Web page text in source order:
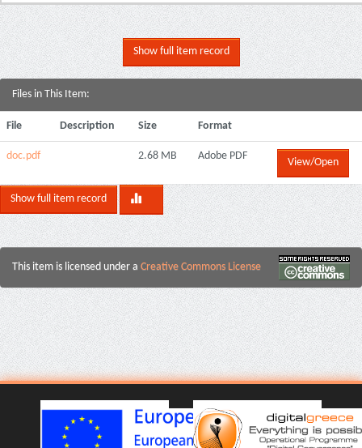
Show full item record
Files in This Item:
File Description Size Format
doc.pdf 2.68 MB Adobe PDF
View/Open
Show full item record
This item is licensed under a Creative Commons License